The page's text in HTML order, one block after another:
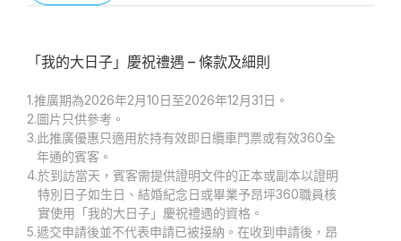
「我的大日子」慶祝禮遇 – 條款及細則
1.推廣期為2026年2月10日至2026年12月31日。
2.圖片只供參考。
3.此推廣優惠只適用於持有效即日纜車門票或有效360全
年通的賓客。
4.於到訪當天，賓客需提供證明文件的正本或副本以證明
特別日子如生日、結婚紀念日或畢業予昂坪360職員核
實使用「我的大日子」慶祝禮遇的資格。
5.遞交申請後並不代表申請已被接納。在收到申請後，昂